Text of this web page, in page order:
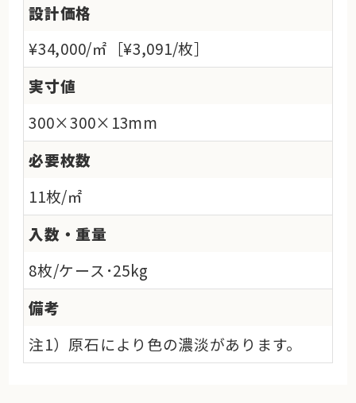
設計価格
¥34,000/㎡［¥3,091/枚］
実寸値
300×300×13mm
必要枚数
11枚/㎡
入数・重量
8枚/ケース･25kg
備考
注1）原石により色の濃淡があります。